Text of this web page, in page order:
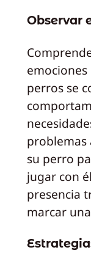
Observar
emociones
perros se
problemas
su perro
jugar con
presencia
marcar